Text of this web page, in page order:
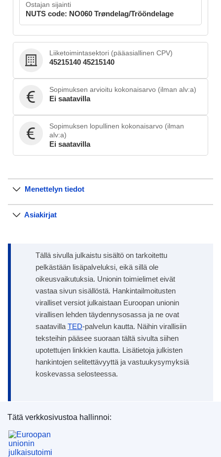
Ostajan sijainti
NUTS code: NO060 Trøndelag/Trööndelage
Liiketoimintasektori (pääasiallinen CPV)
45215140 45215140
Sopimuksen arvioitu kokonaisarvo (ilman alv:a)
Ei saatavilla
Sopimuksen lopullinen kokonaisarvo (ilman
alv:a)
Ei saatavilla
Menettelyn tiedot
Asiakirjat
Tällä sivulla julkaistu sisältö on tarkoitettu
pelkästään lisäpalveluksi, eikä sillä ole
oikeusvaikutuksia. Unionin toimielimet eivät
vastaa sivun sisällöstä. Hankintailmoitusten
viralliset versiot julkaistaan Euroopan unionin
virallisen lehden täydennysosassa ja ne ovat
saatavilla TED-palvelun kautta. Näihin virallisiin
teksteihin pääsee suoraan tältä sivulta siihen
upotettujen linkkien kautta. Lisätietoja julkisten
hankintojen selitettävyyttä ja vastuukysymyksiä
koskevassa selosteessa.
Euroopan unionin julkaisutoimisto
Tätä verkkosivustoa hallinnoi: